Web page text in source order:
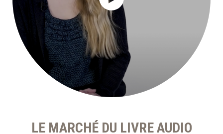
LE MARCHÉ DU LIVRE AUDIO